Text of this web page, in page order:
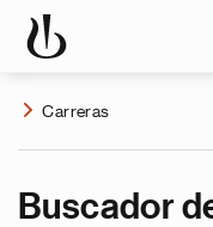
Carreras
Buscador